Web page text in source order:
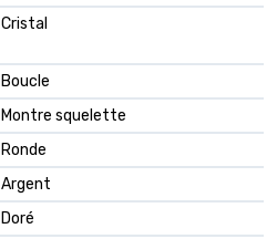
Cristal
Boucle
Montre squelette
Ronde
Argent
Doré